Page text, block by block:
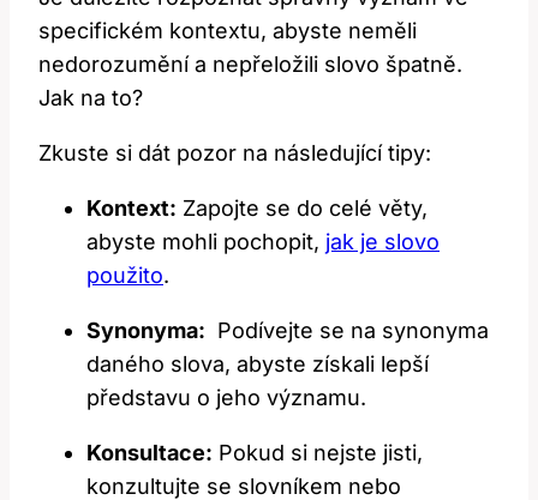
specifickém kontextu, abyste neměli
nedorozumění a nepřeložili slovo špatně.
Jak na to?
Zkuste si ​dát pozor⁣ na následující tipy:
Kontext: ‌Zapojte se ​do celé věty,
abyste mohli‌ pochopit, jak je slovo
použito.
Synonyma: ⁤ Podívejte se na synonyma
daného slova, abyste získali lepší
⁣představu o jeho významu.
Konsultace: Pokud si nejste⁢ jisti,
konzultujte se ‌slovníkem nebo